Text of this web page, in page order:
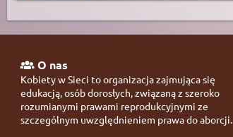
O nas
Kobiety w Sieci to organizacja zajmująca się
edukacją, osób dorosłych, związaną z szeroko
rozumianymi prawami reprodukcyjnymi ze
szczególnym uwzględnieniem prawa do aborcji.